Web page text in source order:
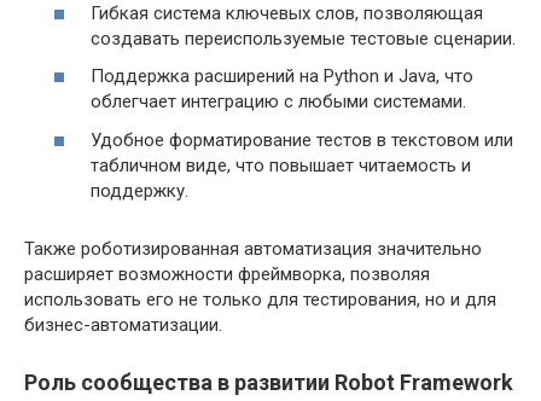
Гибкая система ключевых слов, позволяющая
создавать переиспользуемые тестовые сценарии.
Поддержка расширений на Python и Java, что
облегчает интеграцию с любыми системами.
Удобное форматирование тестов в текстовом или
табличном виде, что повышает читаемость и
поддержку.
Также роботизированная автоматизация значительно
расширяет возможности фреймворка, позволяя
использовать его не только для тестирования, но и для
бизнес-автоматизации.
Роль сообщества в развитии Robot Framework